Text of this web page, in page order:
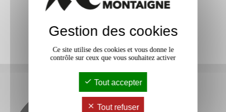
Gestion des cookies
Ce site utilise des cookies et vous donne le
contrôle sur ceux que vous souhaitez activer
Tout accepter
Tout refuser